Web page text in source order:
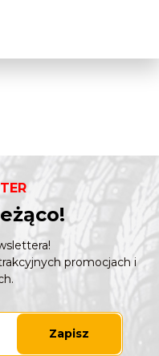
promocjach i
Zapisz